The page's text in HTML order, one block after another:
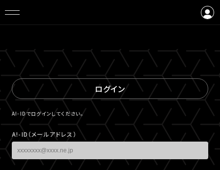
ログイン
A!-IDでログインしてください。
A!-ID（メールアドレス）